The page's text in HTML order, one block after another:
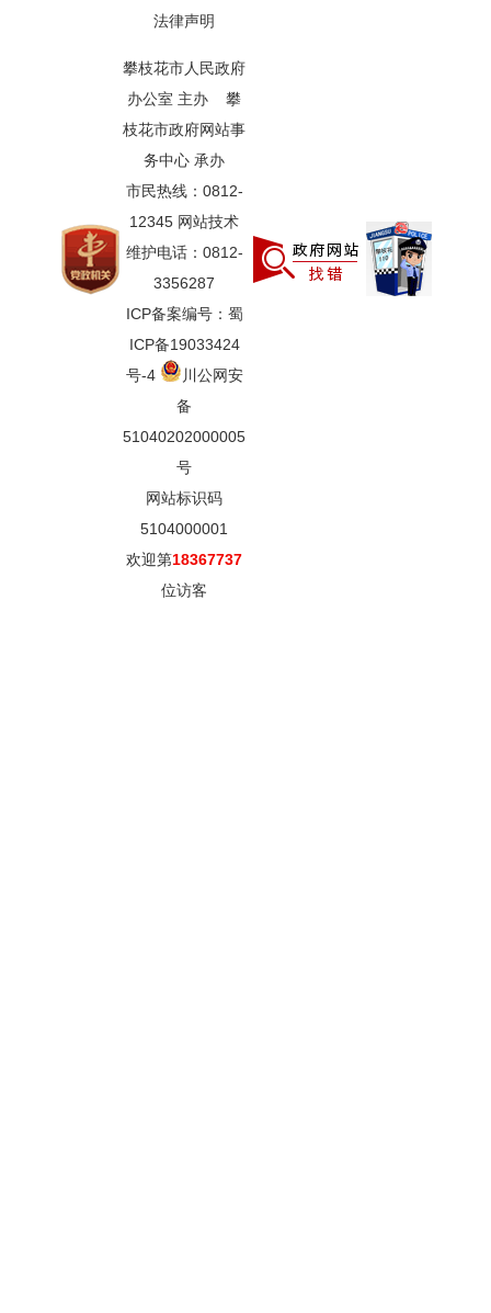
法律声明
攀枝花市人民政府
办公室 主办 攀
枝花市政府网站事
务中心 承办
市民热线：0812-
12345 网站技术
维护电话：0812-
3356287
ICP备案编号：蜀
ICP备19033424
号-4
川公网安
备
51040202000005
号
网站标识码
5104000001
欢迎第18367737
位访客